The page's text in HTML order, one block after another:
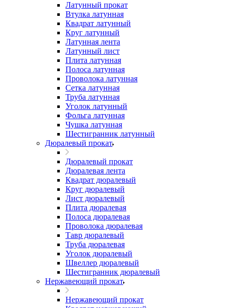
Латунный прокат
Втулка латунная
Квадрат латунный
Круг латунный
Латунная лента
Латунный лист
Плита латунная
Полоса латунная
Проволока латунная
Сетка латунная
Труба латунная
Уголок латунный
Фольга латунная
Чушка латунная
Шестигранник латунный
Дюралевый прокат
Дюралевый прокат
Дюралевая лента
Квадрат дюралевый
Круг дюралевый
Лист дюралевый
Плита дюралевая
Полоса дюралевая
Проволока дюралевая
Тавр дюралевый
Труба дюралевая
Уголок дюралевый
Швеллер дюралевый
Шестигранник дюралевый
Нержавеющий прокат
Нержавеющий прокат